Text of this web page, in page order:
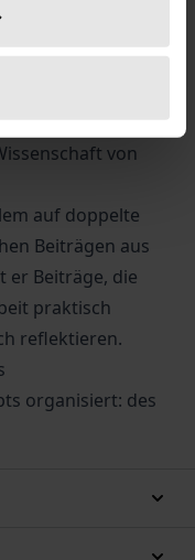
geht es um das
Ganz einfach ist
von außen
vom Recht
von
auf doppelte
Beiträgen aus
er Beiträge, die
praktisch
reflektieren.
organisiert: des